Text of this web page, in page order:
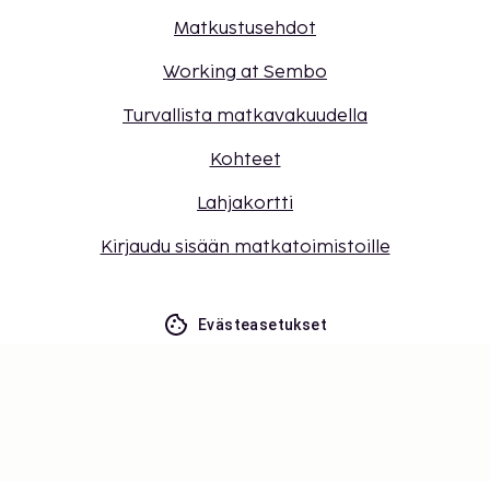
Matkustusehdot
Working at Sembo
Turvallista matkavakuudella
Kohteet
Lahjakortti
Kirjaudu sisään matkatoimistoille
Evästeasetukset